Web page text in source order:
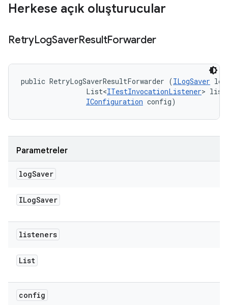
Herkese açık oluşturucular
RetryLogSaverResultForwarder
public RetryLogSaverResultForwarder (ILogSaver
                List<
ITestInvocationListener>
IConfiguration config)
Parametreler
logSaver
ILogSaver
listeners
List
config